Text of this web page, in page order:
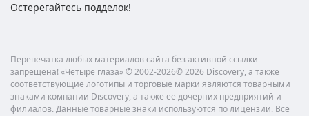
Остерегайтесь подделок!
Перепечатка любых материалов сайта без активной ссылки
запрещена! «Четыре глаза» © 2002-2026© 2026 Discovery, а также
соответствующие логотипы и торговые марки являются товарными
знаками компании Discovery, а также ее дочерних предприятий и
филиалов. Данные товарные знаки используются по лицензии. Все